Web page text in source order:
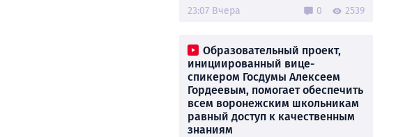
23:07 Вчера 0 2539
Образовательный проект,
инициированный вице-
спикером Госдумы Алексеем
Гордеевым, помогает обеспечить
всем воронежским школьникам
равный доступ к качественным
знаниям